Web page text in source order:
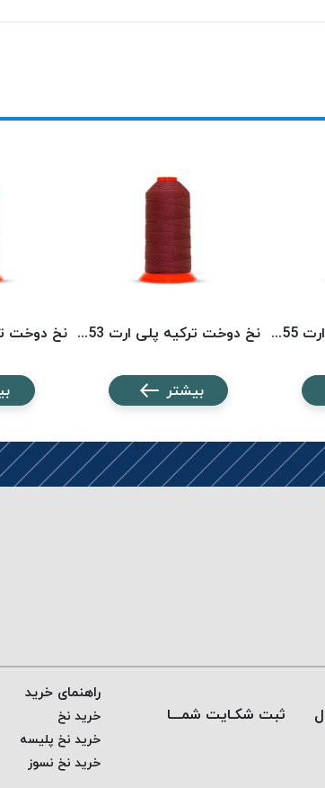
نخ دوخت ترکیه پلی ارت 8355 POLYART نخ دوخت ترکیه پلی ارت 8153 POLYART
بیشتر
ثبت شکـایت شمـــا
راهنمای خرید
خرید نخ
خرید نخ پلیسه
خرید نخ نسوز